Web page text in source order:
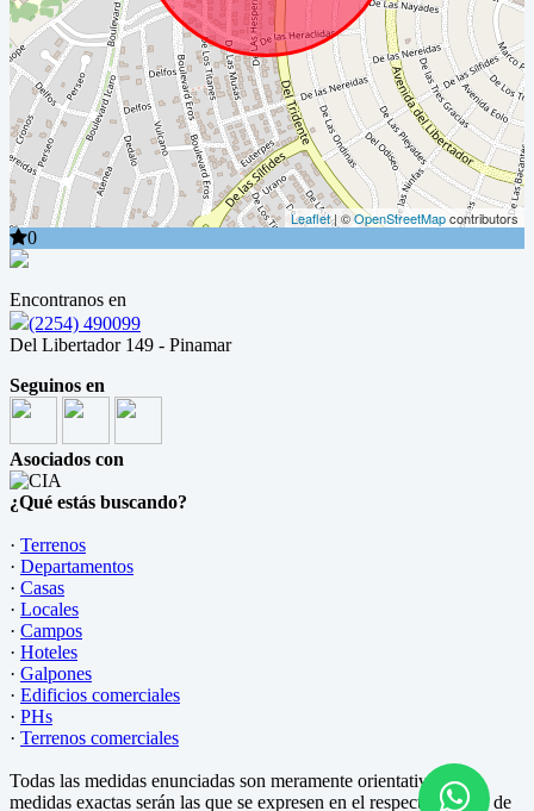
Leaflet| ©OpenStreetMapcontributors
0
Encontranos en
(2254) 490099
Del Libertador 149 - Pinamar
Seguinos en
Asociados con
¿Qué estás buscando?
· Terrenos
· Departamentos
· Casas
· Locales
· Campos
· Hoteles
· Galpones
· Edificios comerciales
· PHs
· Terrenos comerciales
Todas las medidas enunciadas son meramente orientativas, las
medidas exactas serán las que se expresen en el respectivo título de